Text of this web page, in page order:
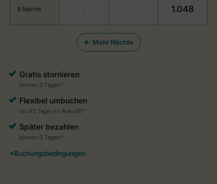
Mehr Nächte
8 Nächte - - 1.048